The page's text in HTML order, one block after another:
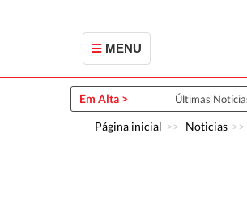
MENU
Em Alta > Últimas
Página inicial Noticias